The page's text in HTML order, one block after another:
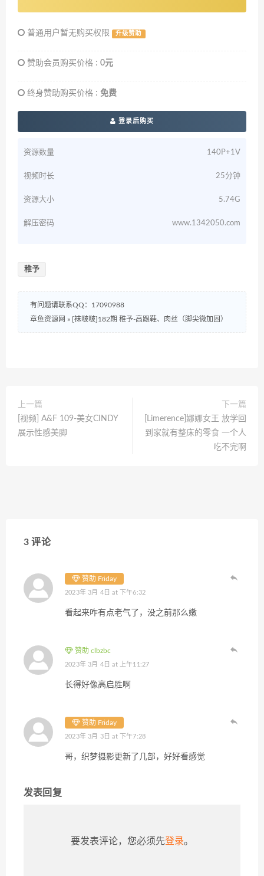
普通用户暂无购买权限 升级赞助
赞助会员购买价格 : 0元
终身赞助购买价格 : 免费
登录后购买
资源数量 140P+1V
视频时长 25分钟
资源大小 5.74G
解压密码 www.1342050.com
稚予
有问题请联系QQ：17090988
章鱼资源网 » [袜啵啵]182期 稚予-高跟鞋、肉丝（脚尖微加固）
上一篇
[视频] A&F 109-美女CINDY
展示性感美脚
下一篇
[Limerence]娜娜女王 放学回
到家就有整床的零食 一个人
吃不完啊
3 评论
赞助 Friday
2023年 3月 4日 at 下午6:32
看起来咋有点老气了，没之前那么嫩
赞助 clbzbc
2023年 3月 4日 at 上午11:27
长得好像高启胜啊
赞助 Friday
2023年 3月 3日 at 下午7:28
哥，织梦摄影更新了几部，好好看感觉
发表回复
要发表评论，您必须先登录。